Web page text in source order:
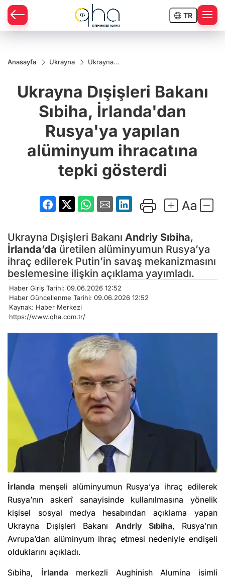
TR
Anasayfa Ukrayna
Ukrayna
Sıbiha,
İrlanda'dan
Rusya'ya
yapılan
alüminyum
ihracatına
tepki
gösterdi
Ukrayna Dışişleri Bakanı
Sıbiha, İrlanda'dan
Rusya'ya yapılan
alüminyum ihracatına
tepki gösterdi
Ukrayna Dışişleri Bakanı Andriy Sıbiha,
İrlanda’da üretilen alüminyumun Rusya’ya
ihraç edilerek Putin’in savaş mekanizmasını
beslemesine ilişkin açıklama yayımladı.
Haber Giriş Tarihi: 09.06.2026 12:52
Haber Güncellenme Tarihi: 09.06.2026 12:52
Kaynak: Haber Merkezi
https://www.qha.com.tr/
İrlanda menşeli alüminyumun Rusya’ya ihraç edilerek
Rusya’nın askerî sanayisinde kullanılmasına yönelik
kişisel sosyal medya hesabından açıklama yapan
Ukrayna Dışişleri Bakanı Andriy Sıbiha, Rusya’nın
Avrupa’dan alüminyum ihraç etmesi nedeniyle endişeli
olduklarını açıkladı.
Sıbiha, İrlandamerkezli Aughinish Alumina isimli